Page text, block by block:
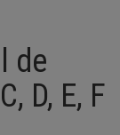
de
D, E, F